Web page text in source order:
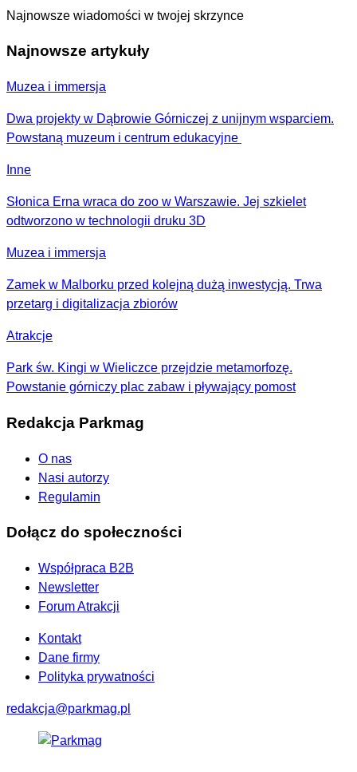
Najnowsze wiadomości w twojej skrzynce
Najnowsze artykuły
Muzea i immersja
Dwa projekty w Dąbrowie Górniczej z unijnym wsparciem.
Powstaną muzeum i centrum edukacyjne
Inne
Słonica Erna wraca do zoo w Warszawie. Jej szkielet
odtworzono w technologii druku 3D
Muzea i immersja
Zamek w Malborku przed kolejną dużą inwestycją. Trwa
przetarg i digitalizacja zbiorów
Atrakcje
Park św. Kingi w Wieliczce przejdzie metamorfozę.
Powstanie górniczy plac zabaw i pływający pomost
Redakcja Parkmag
O nas
Nasi autorzy
Regulamin
Dołącz do społeczności
Współpraca B2B
Newsletter
Forum Atrakcji
Kontakt
Dane firmy
Polityka prywatności
redakcja@parkmag.pl